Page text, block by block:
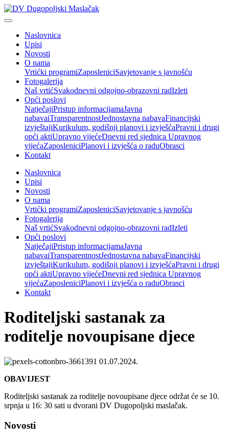
Naslovnica
Upisi
Novosti
O nama
Vrtićki programiZaposleniciSavjetovanje s javnošću
Fotogalerija
Naš vrtićSvakodnevni odgojno-obrazovni radIzleti
Opći poslovi
NatječajiPristup informacijamaJavna
nabavaiTransparentnostJednostavna nabavaFinancijski
izvještajiKurikulum, godišnji planovi i izvješćaPravni i drugi
opći aktiUpravno vijećeDnevni red sjednica Upravnog
vijećaZaposleniciPlanovi i izvješća o raduObrasci
Kontakt
Naslovnica
Upisi
Novosti
O nama
Vrtićki programiZaposleniciSavjetovanje s javnošću
Fotogalerija
Naš vrtićSvakodnevni odgojno-obrazovni radIzleti
Opći poslovi
NatječajiPristup informacijamaJavna
nabavaiTransparentnostJednostavna nabavaFinancijski
izvještajiKurikulum, godišnji planovi i izvješćaPravni i drugi
opći aktiUpravno vijećeDnevni red sjednica Upravnog
vijećaZaposleniciPlanovi i izvješća o raduObrasci
Kontakt
Roditeljski sastanak za
roditelje novoupisane djece
01.07.2024.
OBAVIJEST
Roditeljski sastanak za roditelje novoupisane djece održat će se 10.
srpnja u 16: 30 sati u dvorani DV Dugopoljski maslačak.
Novosti